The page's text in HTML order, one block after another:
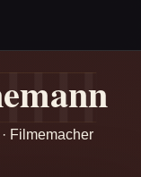
Filmemacher